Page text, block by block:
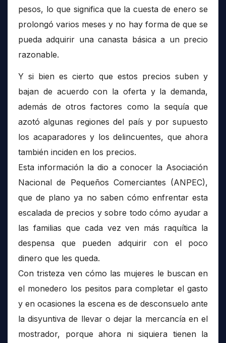
pesos, lo que significa que la cuesta de enero se
prolongó varios meses y no hay forma de que se
pueda adquirir una canasta básica a un precio
razonable.
Y si bien es cierto que estos precios suben y
bajan de acuerdo con la oferta y la demanda,
además de otros factores como la sequía que
azotó algunas regiones del país y por supuesto
los acaparadores y los delincuentes, que ahora
también inciden en los precios.
Esta información la dio a conocer la Asociación
Nacional de Pequeños Comerciantes (ANPEC),
que de plano ya no saben cómo enfrentar esta
escalada de precios y sobre todo cómo ayudar a
las familias que cada vez ven más raquítica la
despensa que pueden adquirir con el poco
dinero que les queda.
Con tristeza ven cómo las mujeres le buscan en
el monedero los pesitos para completar el gasto
y en ocasiones la escena es de desconsuelo ante
la disyuntiva de llevar o dejar la mercancía en el
mostrador, porque ahora ni siquiera tienen la